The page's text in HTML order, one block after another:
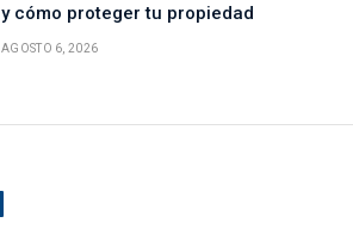
y cómo proteger tu propiedad
AGOSTO 6, 2026